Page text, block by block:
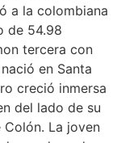
a la colombiana
de 54.98
tercera con
en Santa
creció inmersa
del lado de su
Colón. La joven